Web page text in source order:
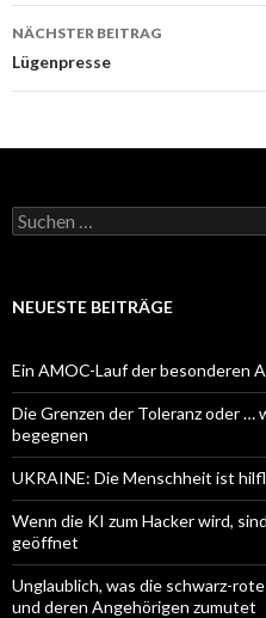
NÄCHSTER BEITRAG
Lügenpresse
Suchen
nach:
NEUESTE BEITRÄGE
Ein AMOC-Lauf der besonderen
Die Grenzen der Toleranz oder …
begegnen
UKRAINE: Die Menschheit ist
Wenn die KI zum Hacker wird,
geöffnet
Unglaublich, was die schwarz-
und deren Angehörigen zumutet